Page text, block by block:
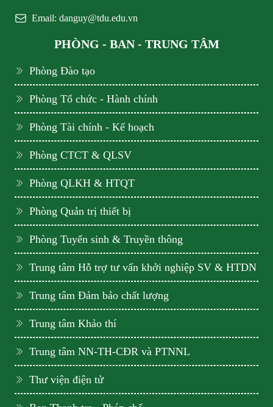
Email: danguy@tdu.edu.vn
PHÒNG - BAN - TRUNG TÂM
Phòng Đào tạo
Phòng Tổ chức - Hành chính
Phòng Tài chính - Kế hoạch
Phòng CTCT & QLSV
Phòng QLKH & HTQT
Phòng Quản trị thiết bị
Phòng Tuyển sinh & Truyền thông
Trung tâm Hỗ trợ tư vấn khởi nghiệp SV & HTDN
Trung tâm Đảm bảo chất lượng
Trung tâm Khảo thí
Trung tâm NN-TH-CĐR và PTNNL
Thư viện điện tử